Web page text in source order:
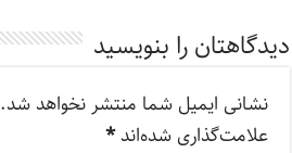
دیدگاهتان را بنویسید
نشانی ایمیل شما منتشر نخواهد شد.
علامت‌گذاری شده‌اند*